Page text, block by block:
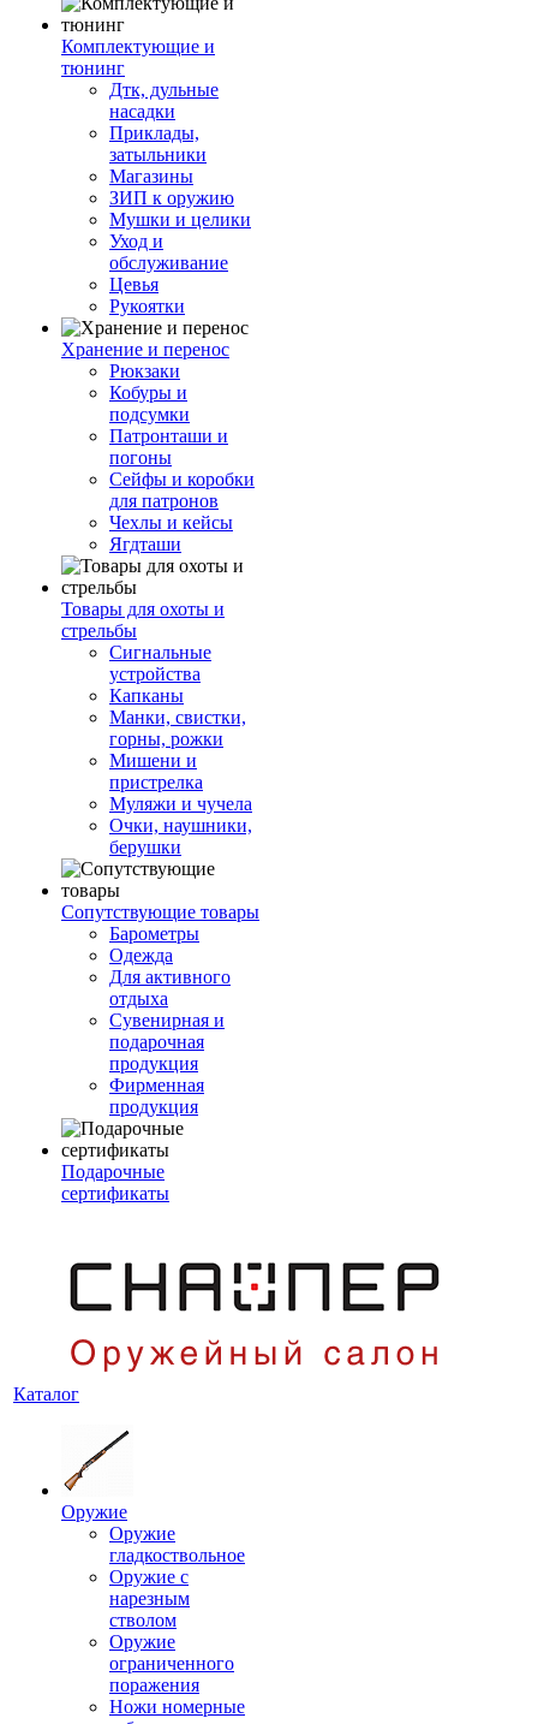
Комплектующие и
тюнинг
Дтк, дульные
насадки
Приклады,
затыльники
Магазины
ЗИП к оружию
Мушки и целики
Уход и
обслуживание
Цевья
Рукоятки
Хранение и перенос
Рюкзаки
Кобуры и
подсумки
Патронташи и
погоны
Сейфы и коробки
для патронов
Чехлы и кейсы
Ягдташи
Товары для охоты и
стрельбы
Сигнальные
устройства
Капканы
Манки, свистки,
горны, рожки
Мишени и
пристрелка
Муляжи и чучела
Очки, наушники,
берушки
Сопутствующие товары
Барометры
Одежда
Для активного
отдыха
Сувенирная и
подарочная
продукция
Фирменная
продукция
Подарочные
сертификаты
Каталог
Оружие
Оружие
гладкоствольное
Оружие с
нарезным
стволом
Оружие
ограниченного
поражения
Ножи номерные